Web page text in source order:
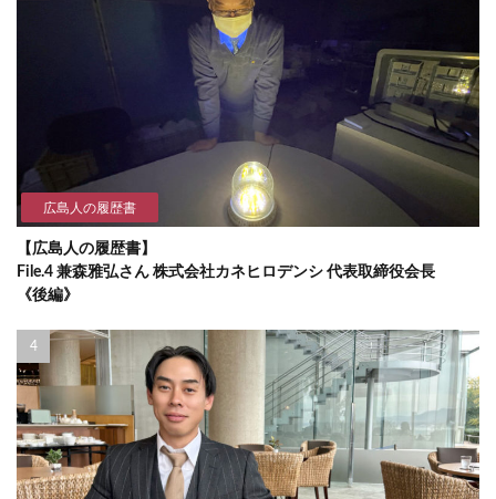
広島人の履歴書
【広島人の履歴書】
File.4 兼森雅弘さん 株式会社カネヒロデンシ 代表取締役会長
《後編》